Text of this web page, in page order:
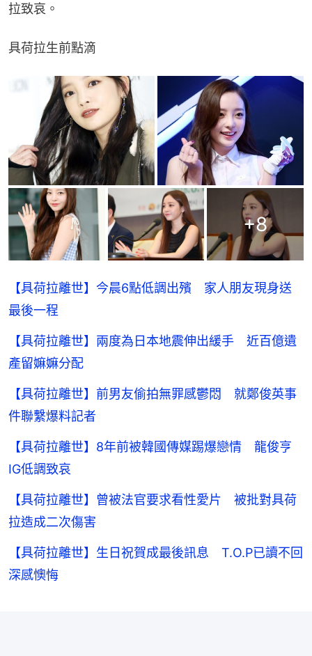
拉致哀。
具荷拉生前點滴
+8
【具荷拉離世】今晨6點低調出殯 家人朋友現身送
最後一程
【具荷拉離世】兩度為日本地震伸出緩手 近百億遺
產留嫲嫲分配
【具荷拉離世】前男友偷拍無罪感鬱悶 就鄭俊英事
件聯繫爆料記者
【具荷拉離世】8年前被韓國傳媒踢爆戀情 龍俊亨
IG低調致哀
【具荷拉離世】曾被法官要求看性愛片 被批對具荷
拉造成二次傷害
【具荷拉離世】生日祝賀成最後訊息 T.O.P已讀不回
深感懊悔